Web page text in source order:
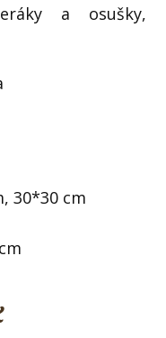
a osušky,
30*30 cm